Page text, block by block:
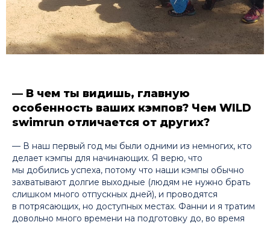
— В чем ты видишь, главную
особенность ваших кэмпов? Чем WILD
swimrun отличается от других?
— В наш первый год мы были одними из немногих, кто
делает кэмпы для начинающих. Я верю, что
мы добились успеха, потому что наши кэмпы обычно
захватывают долгие выходные (людям не нужно брать
слишком много отпускных дней), и проводятся
в потрясающих, но доступных местах. Фанни и я тратим
довольно много времени на подготовку до, во время